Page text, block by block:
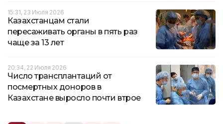
15:31, 23 Июля 2026
Казахстанцам стали
пересаживать органы в пять раз
чаще за 13 лет
20:34, 22 Июля 2026
Число трансплантаций от
посмертных доноров в
Казахстане выросло почти втрое